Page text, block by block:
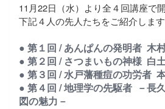
11月22日（水）より全４回講座で
下記４人の先人たちをご紹介します
● 第１回 / あんぱんの発明者 木
● 第２回 / さつまいもの神様 白
● 第３回 /水戸藩種痘の功労者
● 第４回 / 地理学の先駆者 －長
図の魅力－